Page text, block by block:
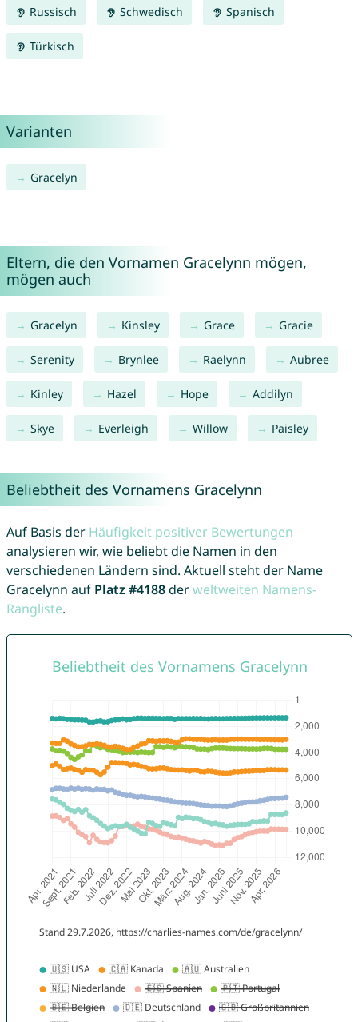
Russisch Schwedisch Spanisch
Türkisch
Varianten
Gracelyn
Eltern, die den Vornamen Gracelynn mögen,
mögen auch
Gracelyn Kinsley Grace Gracie
Serenity Brynlee Raelynn Aubree
Kinley Hazel Hope Addilyn
Skye Everleigh Willow Paisley
Beliebtheit des Vornamens Gracelynn
Auf Basis der Häufigkeit positiver Bewertungen
analysieren wir, wie beliebt die Namen in den
verschiedenen Ländern sind. Aktuell steht der Name
Gracelynn auf Platz #4188derweltweiten Namens-
Rangliste.